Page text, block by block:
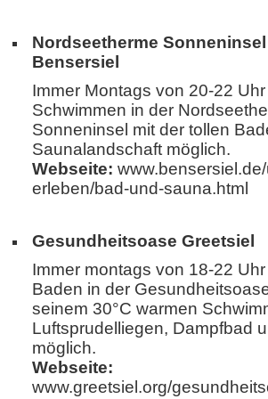
Nordseetherme
Bensersiel
Immer Montags von 20-22
Schwimmen in der
Sonneninsel mit der tollen
Saunalandschaft möglich.
Webseite:
erleben/bad-und-sauna.html
Gesundheitsoase Greetsiel
Immer montags von 18-22
Baden in der
seinem 30°C warmen
Luftsprudelliegen, Dampfbad
möglich.
Webseite:
www.greetsiel.org/